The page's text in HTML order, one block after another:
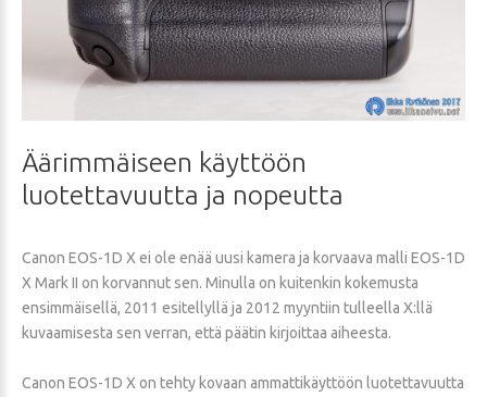
Äärimmäiseen käyttöön
luotettavuutta ja nopeutta
Canon EOS-1D X ei ole enää uusi kamera ja korvaava malli EOS-1D
X Mark II on korvannut sen. Minulla on kuitenkin kokemusta
ensimmäisellä, 2011 esitellyllä ja 2012 myyntiin tulleella X:llä
kuvaamisesta sen verran, että päätin kirjoittaa aiheesta.
Canon EOS-1D X on tehty kovaan ammattikäyttöön luotettavuutta